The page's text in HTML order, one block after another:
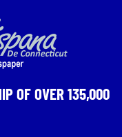
OF OVER 135,000